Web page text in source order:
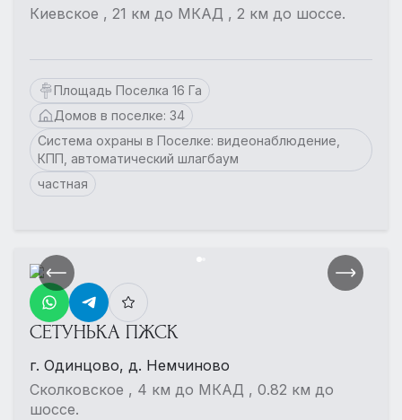
Киевское , 21 км до МКАД , 2 км до шоссе.
Площадь Поселка 16 Га
Домов в поселке: 34
Система охраны в Поселке: видеонаблюдение,
КПП, автоматический шлагбаум
частная
СЕТУНЬКА ПЖСК
г. Одинцово, д. Немчиново
Сколковское , 4 км до МКАД , 0.82 км до
шоссе.